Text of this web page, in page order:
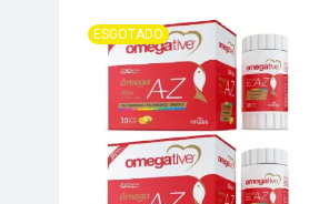
ESGOTADO